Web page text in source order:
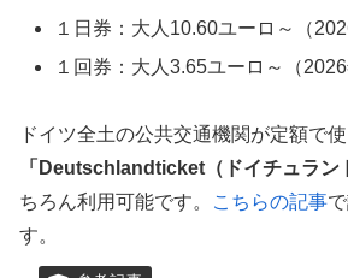
１日券：大人10.60ユーロ～（
１回券：大人3.65ユーロ～（2026
ドイツ全土の公共交通機関が定額で
「Deutschlandticket（ドイチュラン
ちろん利用可能です。
こちらの記事
す。